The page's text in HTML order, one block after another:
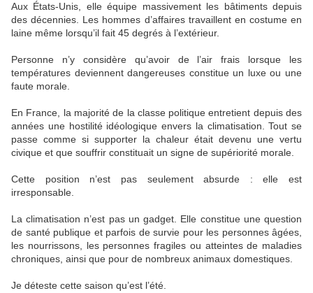
Aux États-Unis, elle équipe massivement les bâtiments depuis
des décennies. Les hommes d’affaires travaillent en costume en
laine même lorsqu’il fait 45 degrés à l’extérieur.
Personne n’y considère qu’avoir de l’air frais lorsque les
températures deviennent dangereuses constitue un luxe ou une
faute morale.
En France, la majorité de la classe politique entretient depuis des
années une hostilité idéologique envers la climatisation. Tout se
passe comme si supporter la chaleur était devenu une vertu
civique et que souffrir constituait un signe de supériorité morale.
Cette position n’est pas seulement absurde : elle est
irresponsable.
La climatisation n’est pas un gadget. Elle constitue une question
de santé publique et parfois de survie pour les personnes âgées,
les nourrissons, les personnes fragiles ou atteintes de maladies
chroniques, ainsi que pour de nombreux animaux domestiques.
Je déteste cette saison qu’est l’été.